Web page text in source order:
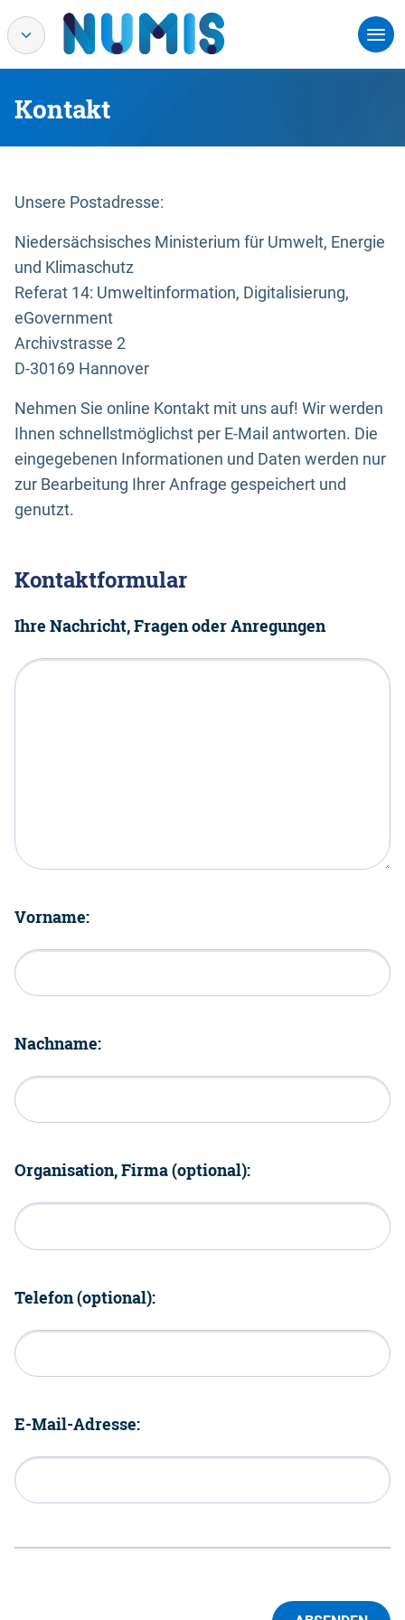
Kontakt
Unsere Postadresse:
Niedersächsisches Ministerium für Umwelt, Energie
und Klimaschutz
Referat 14: Umweltinformation, Digitalisierung,
eGovernment
Archivstrasse 2
D-30169 Hannover
Nehmen Sie online Kontakt mit uns auf! Wir werden
Ihnen schnellstmöglichst per E-Mail antworten. Die
eingegebenen Informationen und Daten werden nur
zur Bearbeitung Ihrer Anfrage gespeichert und
genutzt.
Kontaktformular
Ihre Nachricht, Fragen oder Anregungen
Vorname:
Nachname:
Organisation, Firma (optional):
Telefon (optional):
E-Mail-Adresse: